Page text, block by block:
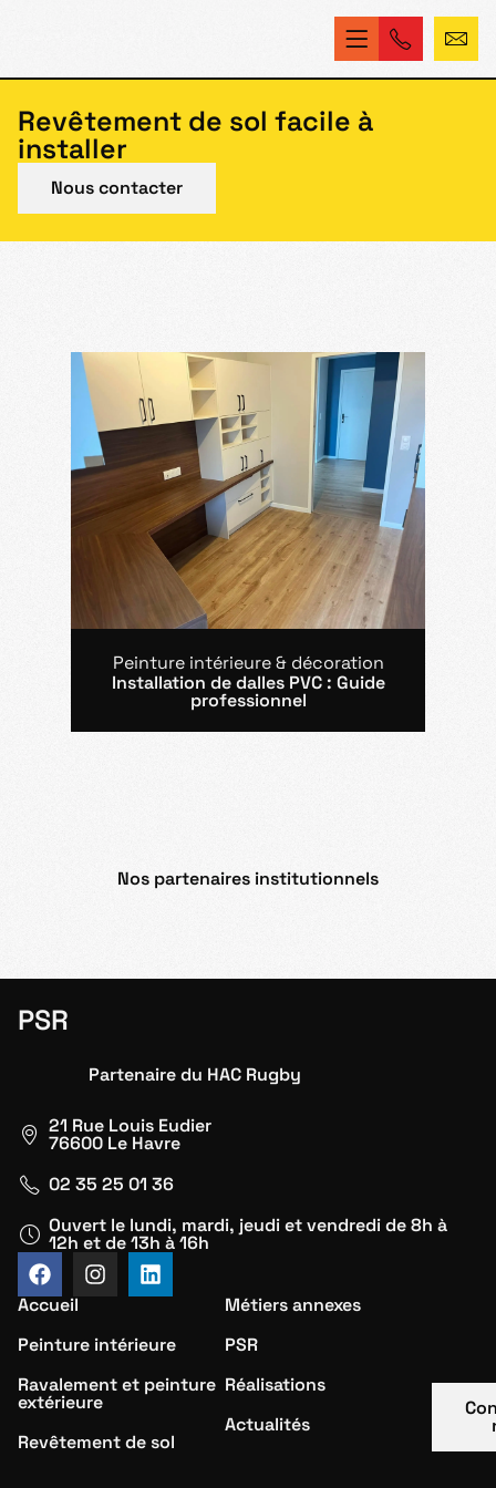
Revêtement de sol facile à
installer
Nous contacter
Peinture intérieure & décoration
Installation de dalles PVC : Guide
professionnel
Nos partenaires institutionnels
PSR
Partenaire du HAC Rugby
21 Rue Louis Eudier
76600 Le Havre
02 35 25 01 36
Ouvert le lundi, mardi, jeudi et vendredi de 8h à
12h et de 13h à 16h
Accueil
Peinture intérieure
Ravalement et peinture
extérieure
Revêtement de sol
Métiers annexes
PSR
Réalisations
Actualités